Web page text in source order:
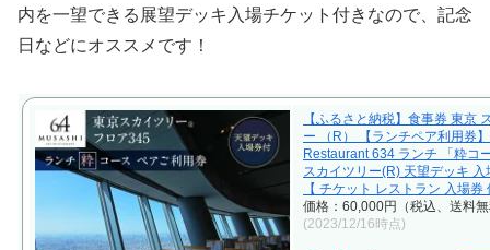
内を一望できる展望デッキ入場チケット付きなので、記念
日などにオススメです！
【ふるさと納税】食事券 東京
ー （R） 【ランチペア利用券
Restaurant 634 ランチ 「粋コ
スカイツリー(R) 天望デッキ
【 チケット レストラン 入場券
価格：60,000円（税込、送料
(2023/12/16時点)